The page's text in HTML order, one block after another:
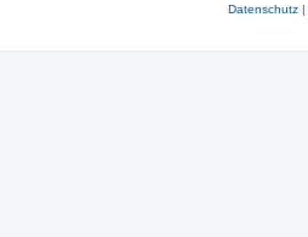
Datenschutz|